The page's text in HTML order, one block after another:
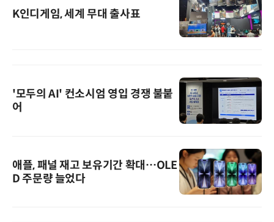
K인디게임, 세계 무대 출사표
'모두의 AI' 컨소시엄 영입 경쟁 불붙
어
애플, 패널 재고 보유기간 확대…OLE
D 주문량 늘었다